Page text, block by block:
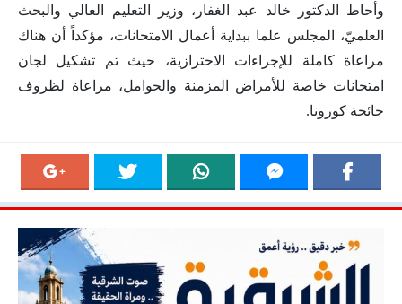
وأحاط الدكتور خالد عبد الغفار، وزير التعليم العالي والبحث
العلميّ، المجلس علما ببداية أعمال الامتحانات، مؤكداً أن هناك
مراعاة كاملة للإجراءات الاحترازية، حيث تم تشكيل لجان
امتحانات خاصة للأمراض المزمنة والحوامل، مراعاة لظروف
جائحة كورونا.